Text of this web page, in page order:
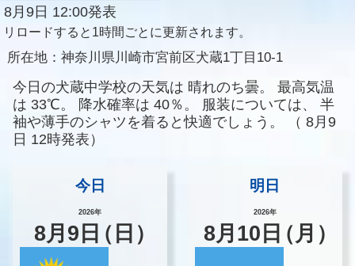
8月9日 12:00発表
リロードすると1時間ごとに更新されます。
所在地： 神奈川県川崎市宮前区犬蔵1丁目10-1
今日の犬蔵中学校の天気は 晴れのち曇。
最高気温
は 33℃。 降水確率は 40％。 服装については、
半
袖や薄手のシャツを着ると快適でしょう。
（ 8月9
日 12時発表）
今日
2026年
8月 9 日（日）
明日
2026年
8月 10 日（月）